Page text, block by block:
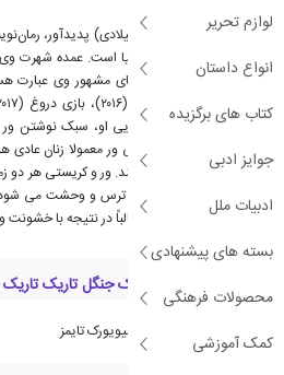
لوازم تحریر
انواع داستان
کتاب های برگزیده
جوایز ادبی
ادبیات ملل
بسته های پیشنهادی
محصولات فرهنگی
کمک آموزشی
روث ور (زاده سال ۱۹۷۷ میلادی)
و کتاب فروش اهل بریتانیا است. عمده شهرت
روانشناسی است. کتاب‌های مشهور وی عبارت
(۲۰۱۸). در کتاب های جنایی او، سبک
شود. شخصیت های اصلی ور معمولا زنان عادی
شامل جنایت، پیدا می کنند. ور و کریستی هر دو
کنند که باعث ایجاد حس ترس و وحشت می
پارانویا سوق می دهد و غالباً در نتیجه با
ویژگی های کتاب در یک جنگل تاریک تاریک
جزو لیست پرفروش های نیویورک تایمز